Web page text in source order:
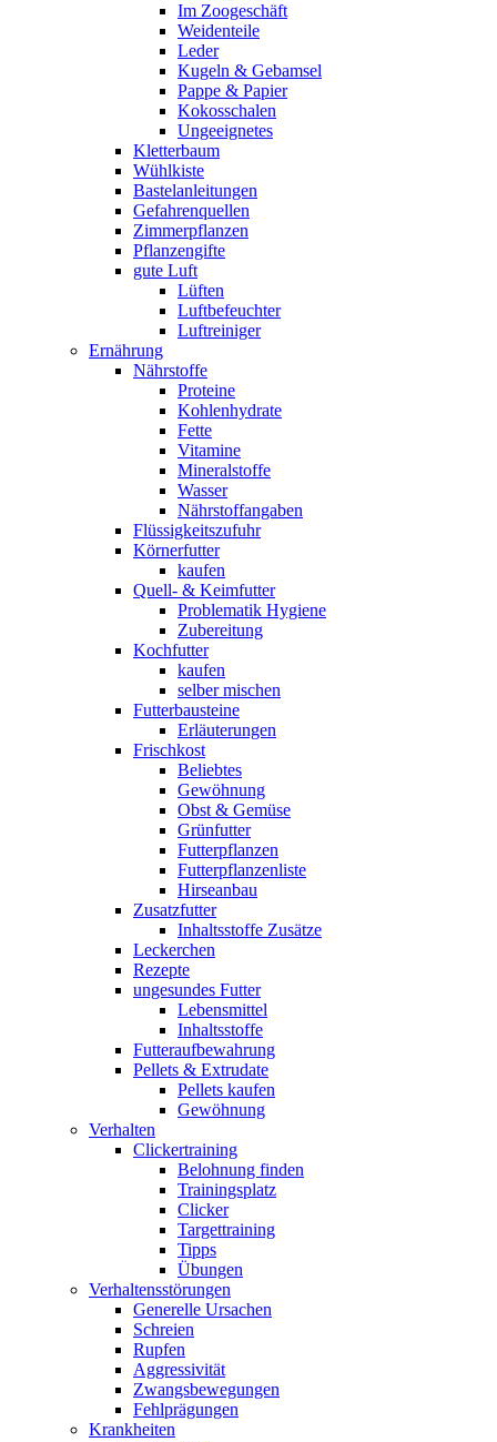
Im Zoogeschäft
Weidenteile
Leder
Kugeln & Gebamsel
Pappe & Papier
Kokosschalen
Ungeeignetes
Kletterbaum
Wühlkiste
Bastelanleitungen
Gefahrenquellen
Zimmerpflanzen
Pflanzengifte
gute Luft
Lüften
Luftbefeuchter
Luftreiniger
Ernährung
Nährstoffe
Proteine
Kohlenhydrate
Fette
Vitamine
Mineralstoffe
Wasser
Nährstoffangaben
Flüssigkeitszufuhr
Körnerfutter
kaufen
Quell- & Keimfutter
Problematik Hygiene
Zubereitung
Kochfutter
kaufen
selber mischen
Futterbausteine
Erläuterungen
Frischkost
Beliebtes
Gewöhnung
Obst & Gemüse
Grünfutter
Futterpflanzen
Futterpflanzenliste
Hirseanbau
Zusatzfutter
Inhaltsstoffe Zusätze
Leckerchen
Rezepte
ungesundes Futter
Lebensmittel
Inhaltsstoffe
Futteraufbewahrung
Pellets & Extrudate
Pellets kaufen
Gewöhnung
Verhalten
Clickertraining
Belohnung finden
Trainingsplatz
Clicker
Targettraining
Tipps
Übungen
Verhaltensstörungen
Generelle Ursachen
Schreien
Rupfen
Aggressivität
Zwangsbewegungen
Fehlprägungen
Krankheiten